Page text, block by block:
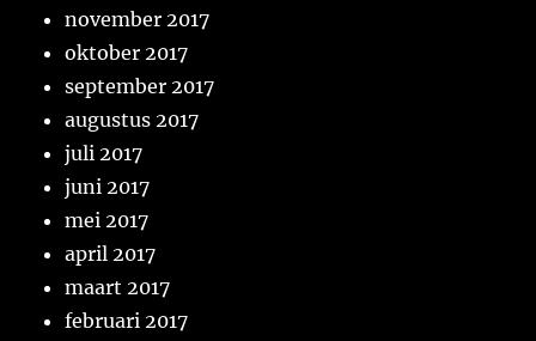
november 2017
oktober 2017
september 2017
augustus 2017
juli 2017
juni 2017
mei 2017
april 2017
maart 2017
februari 2017